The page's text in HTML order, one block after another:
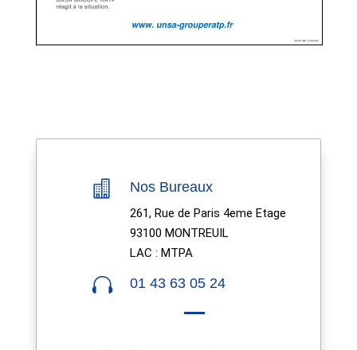
 Nos Bureaux
261, Rue de Paris 4eme Etage
93100 MONTREUIL
LAC : MTPA
 01 43 63 05 24